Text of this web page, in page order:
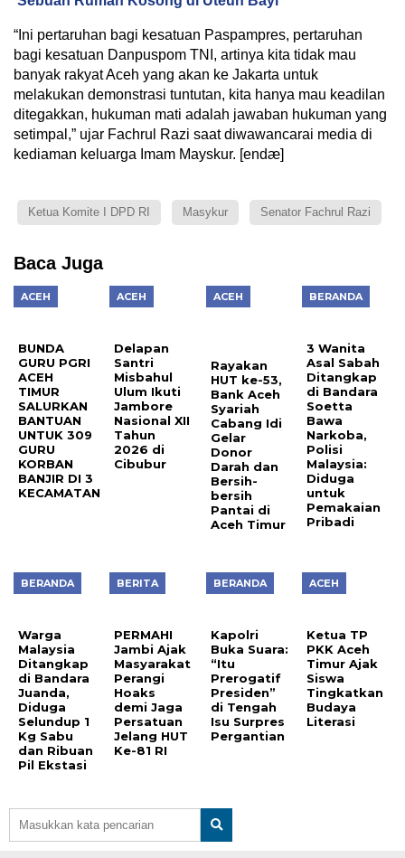
“Ini pertaruhan bagi kesatuan Paspampres, pertaruhan
bagi kesatuan Danpuspom TNI, artinya kita tidak mau
banyak rakyat Aceh yang akan ke Jakarta untuk
melakukan demonstrasi tuntutan, kita hanya mau keadilan
ditegakkan, hukuman mati adalah jawaban hukuman yang
setimpal,” ujar Fachrul Razi saat diwawancarai media di
kediaman keluarga Imam Mayskur. [endæ]
Ketua Komite I DPD RI Masykur Senator Fachrul Razi
Baca Juga
ACEH
BUNDA
GURU PGRI
ACEH
TIMUR
SALURKAN
BANTUAN
UNTUK 309
GURU
KORBAN
BANJIR DI 3
KECAMATAN
ACEH
Delapan
Santri
Misbahul
Ulum Ikuti
Jambore
Nasional XII
Tahun
2026 di
Cibubur
ACEH
Rayakan
HUT ke-53,
Bank Aceh
Syariah
Cabang Idi
Gelar
Donor
Darah dan
Bersih-
bersih
Pantai di
Aceh Timur
BERANDA
3 Wanita
Asal Sabah
Ditangkap
di Bandara
Soetta
Bawa
Narkoba,
Polisi
Malaysia:
Diduga
untuk
Pemakaian
Pribadi
BERANDA
Warga
Malaysia
Ditangkap
di Bandara
Juanda,
Diduga
Selundup 1
Kg Sabu
dan Ribuan
Pil Ekstasi
BERITA
PERMAHI
Jambi Ajak
Masyarakat
Perangi
Hoaks
demi Jaga
Persatuan
Jelang HUT
Ke-81 RI
BERANDA
Kapolri
Buka Suara:
“Itu
Prerogatif
Presiden”
di Tengah
Isu Surpres
Pergantian
ACEH
Ketua TP
PKK Aceh
Timur Ajak
Siswa
Tingkatkan
Budaya
Literasi